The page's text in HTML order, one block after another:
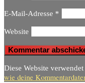
E-Mail-Adresse *
Website
Diese Website
wie deine